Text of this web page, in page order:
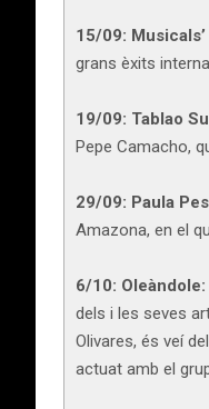
15/09:
grans èxits
19/09: Tablao
Pepe Camacho,
29/09: Paula
Amazona, en el
6/10: Oleàndole:
dels i les seves
Olivares, és veí
actuat amb el